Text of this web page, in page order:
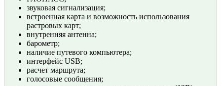
звуковая сигнализация;
встроенная карта и возможность использования
растровых карт;
внутренняя антенна;
барометр;
наличие путевого компьютера;
интерфейс USB;
расчет маршрута;
голосовые сообщения;